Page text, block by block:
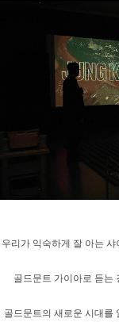
우리가 익숙하게 잘 아는
골드문트 가이아로 듣는
골드문트의 새로운 시대를